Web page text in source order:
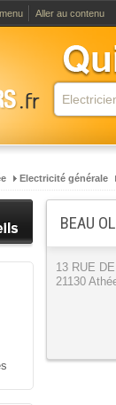
Aller au contenu
Electricité générale
BEAU
13 RUE
21130